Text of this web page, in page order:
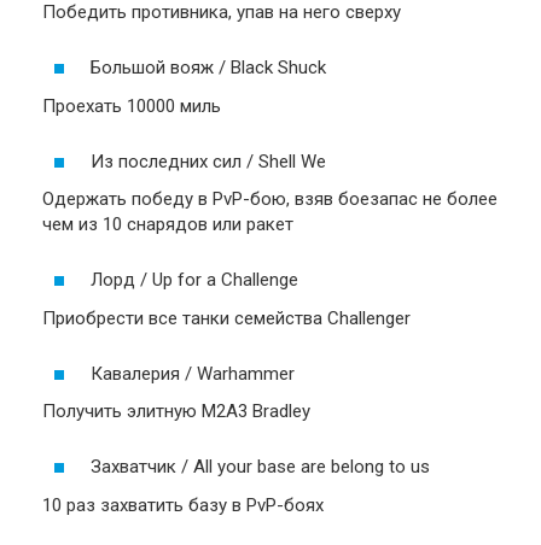
Победить противника, упав на него сверху
Большой вояж / Black Shuck
Проехать 10000 миль
Из последних сил / Shell We
Одержать победу в PvP-бою, взяв боезапас не более
чем из 10 снарядов или ракет
Лорд / Up for a Challenge
Приобрести все танки семейства Challenger
Кавалерия / Warhammer
Получить элитную M2A3 Bradley
Захватчик / All your base are belong to us
10 раз захватить базу в PvP-боях